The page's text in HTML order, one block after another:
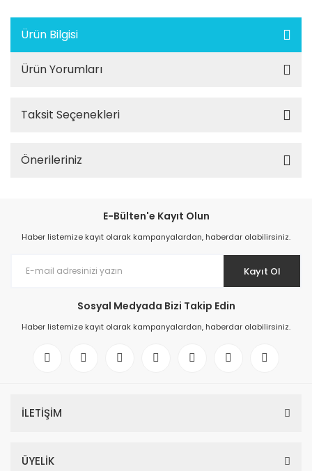
Ürün Bilgisi
Ürün Yorumları
Taksit Seçenekleri
Önerileriniz
E-Bülten'e Kayıt Olun
Haber listemize kayıt olarak kampanyalardan, haberdar olabilirsiniz.
Kayıt Ol
Sosyal Medyada Bizi Takip Edin
Haber listemize kayıt olarak kampanyalardan, haberdar olabilirsiniz.
İLETİŞİM
ÜYELİK